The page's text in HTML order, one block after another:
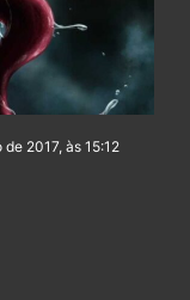
2017, às 15:12